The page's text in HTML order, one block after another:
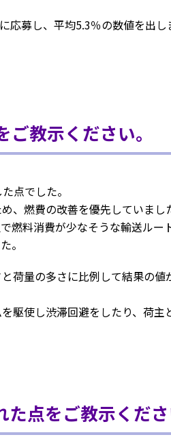
募し、平均5.3％の数値を出し
教示ください。
点でした。
、燃費の改善を優先していまし
燃料消費が少なそうな輸送ルー
。
荷量の多さに比例して結果の値
駆使し渋滞回避をしたり、荷主
点をご教示くださ